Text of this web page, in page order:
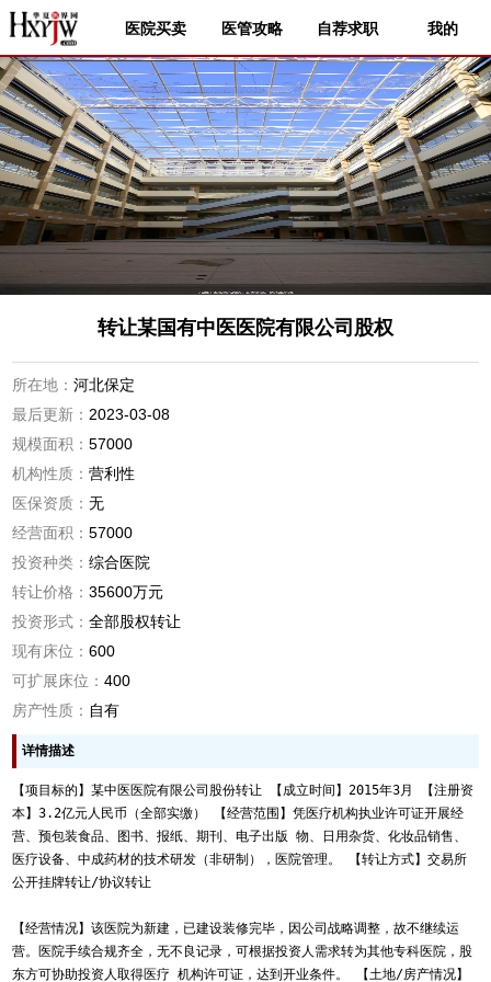
医院买卖 医管攻略 自荐求职 我的
转让某国有中医医院有限公司股权
所在地：河北保定
最后更新： 2023-03-08
规模面积：57000
机构性质：营利性
医保资质：无
经营面积：57000
投资种类：综合医院
转让价格：35600万元
投资形式：全部股权转让
现有床位：600
可扩展床位：400
房产性质： 自有
详情描述
【项目标的】某中医医院有限公司股份转让 【成立时间】2015年3月 【注册资
本】3.2亿元人民币（全部实缴） 【经营范围】凭医疗机构执业许可证开展经
营、预包装食品、图书、报纸、期刊、电子出版 物、日用杂货、化妆品销售、
医疗设备、中成药材的技术研发（非研制），医院管理。 【转让方式】交易所
公开挂牌转让/协议转让
【经营情况】该医院为新建，已建设装修完毕，因公司战略调整，故不继续运
营。医院手续合规齐全，无不良记录，可根据投资人需求转为其他专科医院，股
东方可协助投资人取得医疗 机构许可证，达到开业条件。 【土地/房产情况】